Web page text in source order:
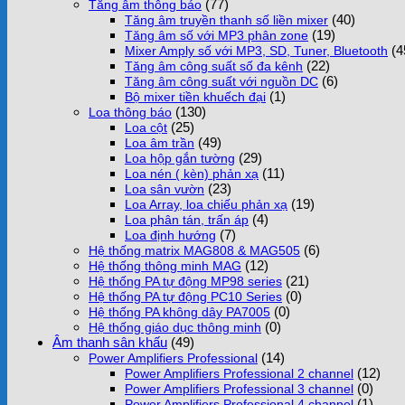
Tăng âm thông báo (77)
Tăng âm truyền thanh số liền mixer (40)
Tăng âm số với MP3 phân zone (19)
Mixer Amply số với MP3, SD, Tuner, Bluetooth
Tăng âm công suất số đa kênh (22)
Tăng âm công suất với nguồn DC (6)
Bộ mixer tiền khuếch đại (1)
Loa thông báo (130)
Loa cột (25)
Loa âm trần (49)
Loa hộp gắn tường (29)
Loa nén ( kèn) phản xạ (11)
Loa sân vườn (23)
Loa Array, loa chiếu phản xạ (19)
Loa phân tán, trấn áp (4)
Loa định hướng (7)
Hệ thống matrix MAG808 & MAG505 (6)
Hệ thống thông minh MAG (12)
Hệ thống PA tự động MP98 series (21)
Hệ thống PA tự động PC10 Series (0)
Hệ thống PA không dây PA7005 (0)
Hệ thống giáo dục thông minh (0)
Âm thanh sân khấu (49)
Power Amplifiers Professional (14)
Power Amplifiers Professional 2 channel (12)
Power Amplifiers Professional 3 channel (0)